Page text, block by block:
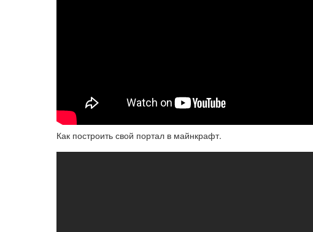
Как построить свой портал в майнкрафт.